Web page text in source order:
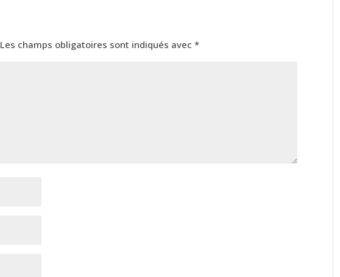
Les champs obligatoires sont indiqués avec*